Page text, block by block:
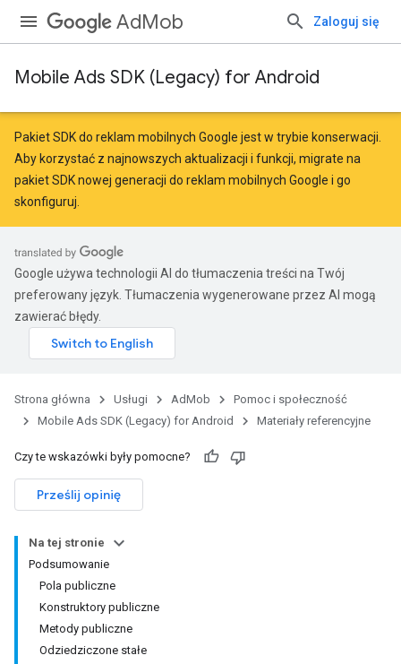
AdMob Zaloguj się
Mobile Ads SDK (Legacy) for Android
Pakiet SDK do reklam mobilnych Google jest w trybie konserwacji.
Aby korzystać z najnowszych aktualizacji i funkcji, migrate na
pakiet SDK nowej generacji do reklam mobilnych Google i go
skonfiguruj.
Google używa technologii AI do tłumaczenia treści na Twój
preferowany język. Tłumaczenia wygenerowane przez AI mogą
zawierać błędy.
Strona główna Usługi AdMob
Pomoc i społeczność
Mobile Ads SDK (Legacy) for Android
Materiały referencyjne
Czy te wskazówki były pomocne?
Prześlij opinię
Na tej stronie
Podsumowanie
Pola publiczne
Konstruktory publiczne
Metody publiczne
Odziedziczone stałe